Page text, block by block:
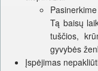
Tą baisų
tuščios,
gyvybės
Įspėjimas